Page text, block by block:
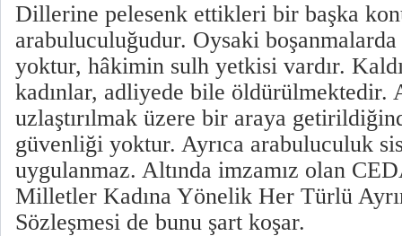
Dillerine pelesenk ettikleri bir başka
arabuluculuğudur. Oysaki
yoktur, hâkimin sulh yetkisi vardır.
kadınlar, adliyede bile öldürülmektedir.
uzlaştırılmak üzere bir araya
güvenliği yoktur. Ayrıca arabuluculuk
uygulanmaz. Altında imzamız olan
Milletler Kadına Yönelik Her Türlü
Sözleşmesi de bunu şart koşar.